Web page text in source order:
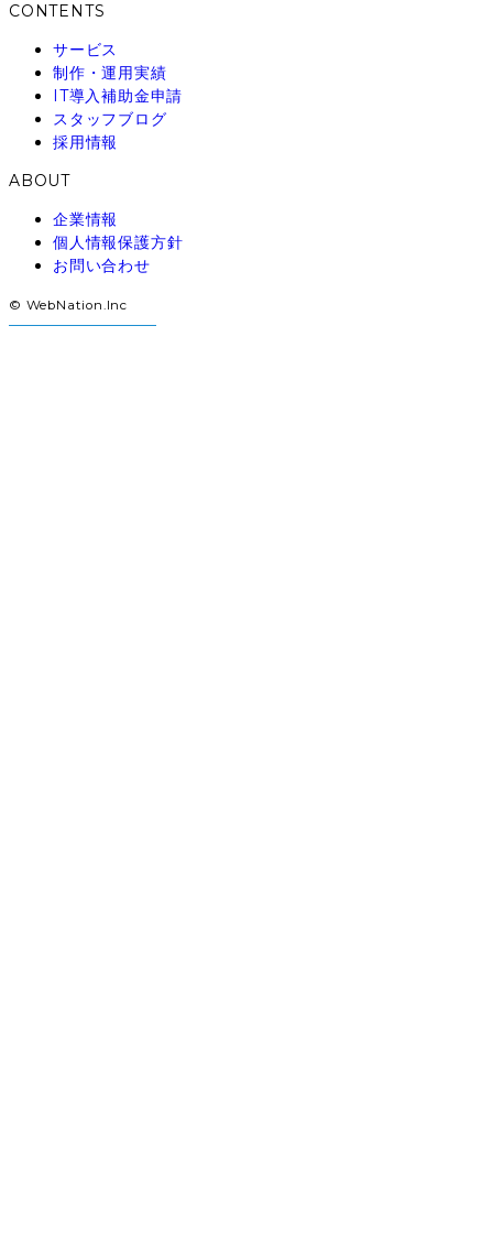
CONTENTS
サービス
制作・運用実績
IT導入補助金申請
スタッフブログ
採用情報
ABOUT
企業情報
個人情報保護方針
お問い合わせ
© WebNation.Inc